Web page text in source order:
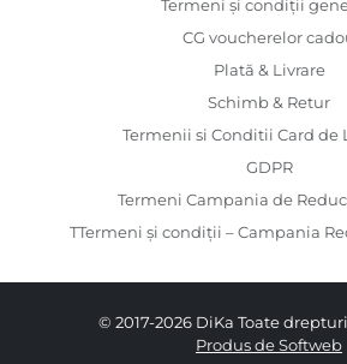
Termeni și condiții
CG voucherelor
Plată & Livrare
Schimb & Retur
Termenii si Conditii Card de
GDPR
Termeni Campania de
TTermeni și condiții – Campania
© 2017-2026 DiKa Toate
Produs de Softweb